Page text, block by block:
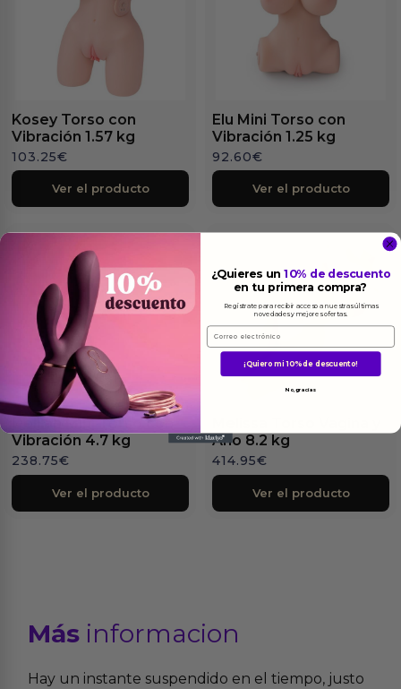
Kosey Torso con
Vibración 1.57 kg
103.25€
Ver el producto
Elu Mini Torso con
Vibración 1.25 kg
92.60€
Ver el producto
Delilah Mini Torso con
Vibración 4.7 kg
238.75€
Ver el producto
Ano 8.2 kg
414.95€
Ver el producto
Más informacion
Hay un instante suspendido en el tiempo, justo
¿Quieres un10% de descuento
en tu primera compra?
Regístrate para recibir acceso a nuestras últimas
novedades y mejores ofertas.
Email
¡Quiero mi 10% de descuento!
No, gracias